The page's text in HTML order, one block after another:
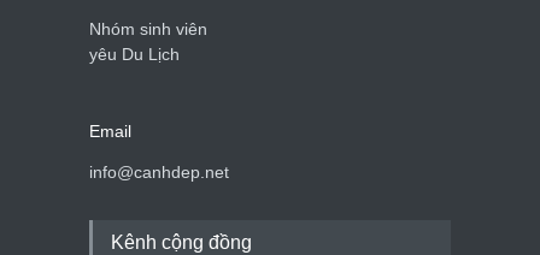
Nhóm sinh viên
yêu Du Lịch
Email
info@canhdep.net
Kênh cộng đồng